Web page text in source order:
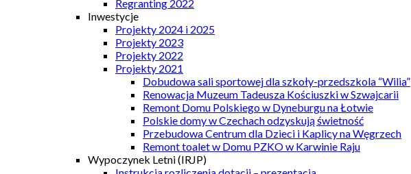
Regranting 2022
Inwestycje
Projekty 2024 i 2025
Projekty 2023
Projekty 2022
Projekty 2021
Dobudowa sali sportowej dla szkoły-przedszkola “Wilia”
Renowacja Muzeum Tadeusza Kościuszki w Szwajcarii
Remont Domu Polskiego w Dyneburgu na Łotwie
Polskie domy w Czechach odzyskują świetność
Przebudowa Centrum dla Dzieci i Kaplicy na Węgrzech
Remont toalet w Domu PZKO w Karwinie Raju
Wypoczynek Letni (IRJP)